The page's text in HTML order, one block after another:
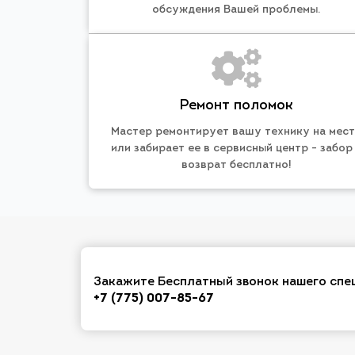
обсуждения Вашей проблемы.
Ремонт поломок
Мастер ремонтирует вашу технику на
или забирает ее в сервисный центр - забор
возврат бесплатно!
Закажите Бесплатный звонок нашего
+7 (775) 007-85-67